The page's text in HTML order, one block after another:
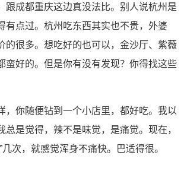
跟成都重庆这边真没法比。别人说杭州是
有点过。杭州吃东西其实也不贵，外婆
的很多。想吃好的也可以，金沙厅、紫薇
好的。但是你有没有发现？你得找这些
，你随便钻到一个小店里，都好吃。我以
总是觉得，辣不是味觉，是痛觉。现在，
几次，就感觉浑身不痛快。巴适得很。